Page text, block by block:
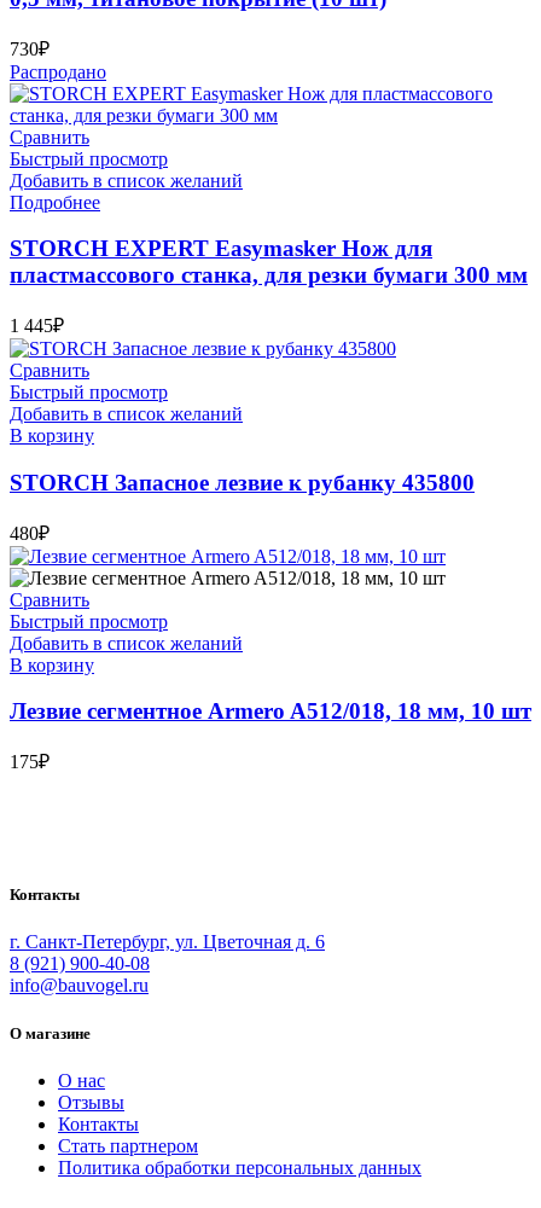
730₽
Распродано
Сравнить
Быстрый просмотр
Добавить в список желаний
Подробнее
STORCH EXPERT Easymasker Нож для
пластмассового станка, для резки бумаги 300 мм
1 445₽
Сравнить
Быстрый просмотр
Добавить в список желаний
В корзину
STORCH Запасное лезвие к рубанку 435800
480₽
Сравнить
Быстрый просмотр
Добавить в список желаний
В корзину
Лезвие сегментное Armero A512/018, 18 мм, 10 шт
175₽
Контакты
г. Санкт-Петербург, ул. Цветочная д. 6
8 (921) 900-40-08
info@bauvogel.ru
О магазине
О нас
Отзывы
Контакты
Стать партнером
Политика обработки персональных данных